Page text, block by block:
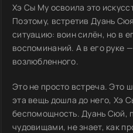
Хэ Сы Му освоила это
Поэтому, встретив Дуань
ситуацию: воин силён, но в
воспоминаний. А в его руке
возлюбленного.
Это не просто встреча. Это
эта вещь дошла до него, Хэ
беспомощность. Дуань Сюй,
чудовищами, не знает, как